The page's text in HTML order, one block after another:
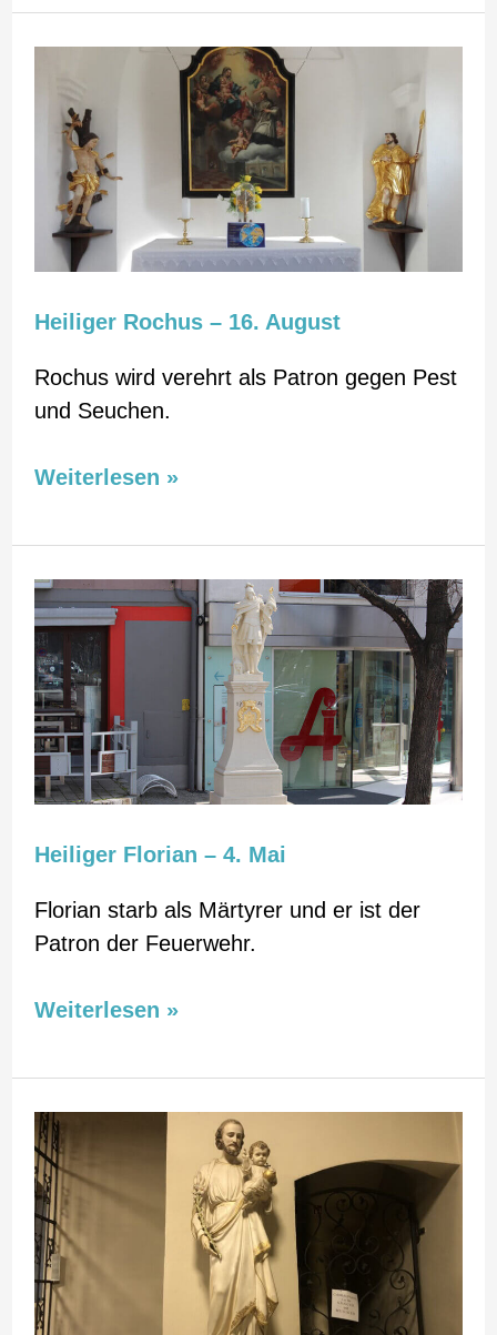
Heiliger Rochus – 16. August​
Rochus wird verehrt als Patron gegen Pest
und Seuchen.
Rochus
August​
Weiterlesen »
Heiliger Florian – 4. Mai ​
Florian starb als Märtyrer und er ist der
Patron der Feuerwehr.
Heiliger
Florian
–
4.
Mai
Weiterlesen »
Josef,
der
Arbeiter
–
1.
Mai